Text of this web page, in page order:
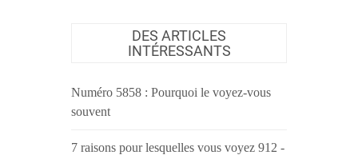
DES ARTICLES
INTÉRESSANTS
Numéro 5858 : Pourquoi le voyez-vous
souvent
7 raisons pour lesquelles vous voyez 912 -